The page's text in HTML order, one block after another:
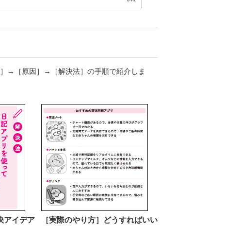
→［原因］→［解決法］の手順で紹介しま
アイデア
［実際のやり方］どうすればいい